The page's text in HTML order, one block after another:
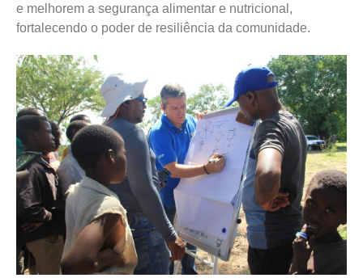
e melhorem a segurança alimentar e nutricional,
fortalecendo o poder de resiliência da comunidade.